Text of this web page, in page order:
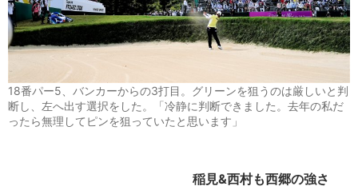
18番パー5、バンカーからの3打目。グリーンを狙うのは厳しいと判
断し、左へ出す選択をした。「冷静に判断できました。去年の私だ
ったら無理してピンを狙っていたと思います」
稲見&西村も西郷の強さ